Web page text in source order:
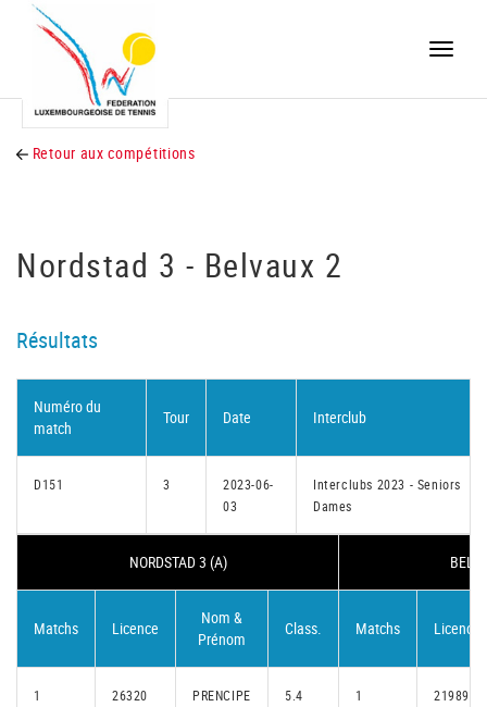
Toggle
Retour aux compétitions
Nordstad 3 - Belvaux 2
Résultats
Numéro du
match
Tour Date Interclub
D151 3
2023-06-
03
Interclubs 2023 - Seniors
Dames
NORDSTAD 3 (A)
Matchs Licence
Nom &
Prénom
Class. Matchs Licence
1 26320
PRENCIPE
5.4 1 21989